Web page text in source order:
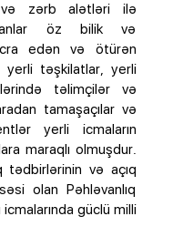
və zərb alətləri ilə
öz bilik və
icra edən və ötürən
yerli təşkilatlar, yerli
təlimçilər və
tamaşaçılar və
yerli icmaların
maraqlı olmuşdur.
tədbirlərinin və açıq
olan Pəhləvanlıq
güclü milli